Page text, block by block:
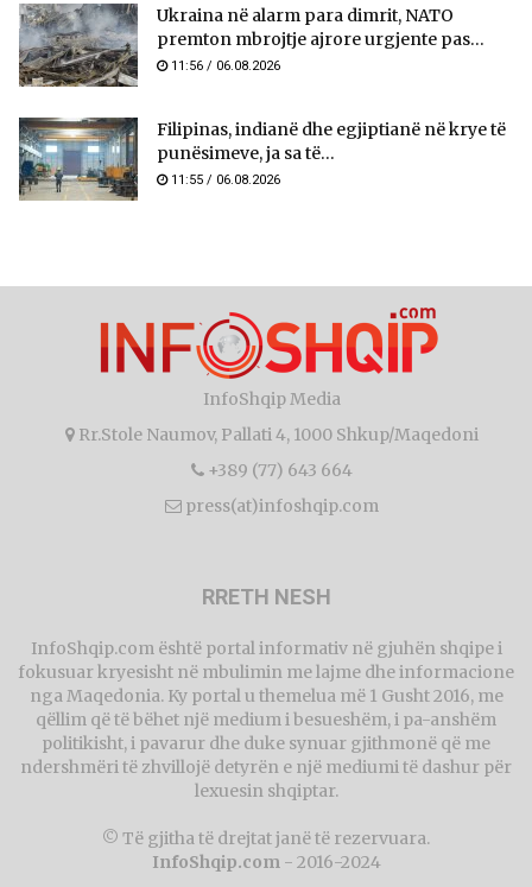
Ukraina në alarm para dimrit, NATO
premton mbrojtje ajrore urgjente pas...
11:56 / 06.08.2026
Filipinas, indianë dhe egjiptianë në krye të
punësimeve, ja sa të...
11:55 / 06.08.2026
InfoShqip Media
Rr.Stole Naumov, Pallati 4, 1000 Shkup/Maqedoni
+389 (77) 643 664
press(at)infoshqip.com
RRETH NESH
InfoShqip.com është portal informativ në gjuhën shqipe i
fokusuar kryesisht në mbulimin me lajme dhe informacione
nga Maqedonia. Ky portal u themelua më 1 Gusht 2016, me
qëllim që të bëhet një medium i besueshëm, i pa-anshëm
politikisht, i pavarur dhe duke synuar gjithmonë që me
ndershmëri të zhvillojë detyrën e një mediumi të dashur për
lexuesin shqiptar.
© Të gjitha të drejtat janë të rezervuara.
InfoShqip.com- 2016-2024